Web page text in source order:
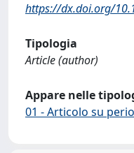
https://dx.doi.org/
Tipologia
Article (author)
Appare nelle
01 - Articolo su